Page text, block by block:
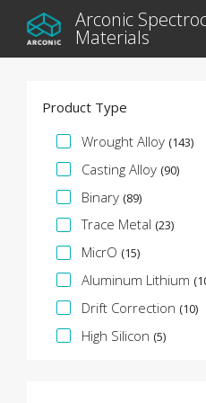
Arconic
Materials
Product Type
Wrought Alloy (143)
Casting Alloy (90)
Binary (89)
Trace Metal (23)
MicrO (15)
Aluminum Lithium
Drift Correction (10)
High Silicon (5)